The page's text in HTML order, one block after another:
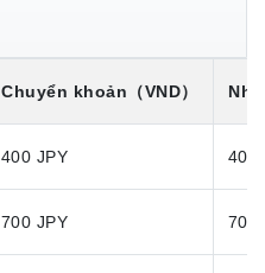
Chuyển khoản （VND）
400 JPY 400
700 JPY 700